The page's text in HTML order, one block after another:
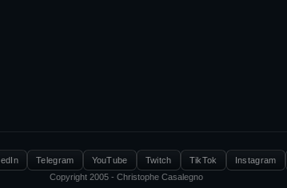
Telegram YouTube Twitch TikTok Instagram
Copyright 2005 - Christophe Casalegno